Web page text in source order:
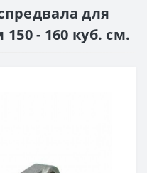
для
- 160 куб. см.